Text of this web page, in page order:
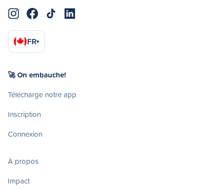
FR▾
🚀 On embauche!
Télécharge notre app
Inscription
Connexion
À propos
Impact